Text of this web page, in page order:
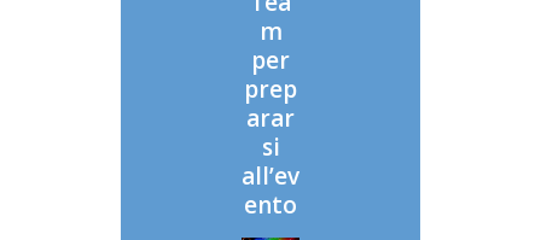
m
per
prep
arar
si
all’ev
ento